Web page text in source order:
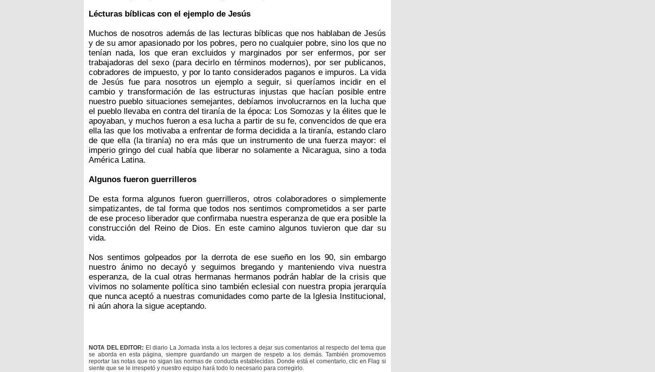
Lécturas bíblicas con el ejemplo de Jesús
Muchos de nosotros además de las lecturas bíblicas que nos hablaban de Jesús
y de su amor apasionado por los pobres, pero no cualquier pobre, sino los que no
tenían nada, los que eran excluidos y marginados por ser enfermos, por ser
trabajadoras del sexo (para decirlo en términos modernos), por ser publicanos,
cobradores de impuesto, y por lo tanto considerados paganos e impuros. La vida
de Jesús fue para nosotros un ejemplo a seguir, si queríamos incidir en el
cambio y transformación de las estructuras injustas que hacían posible entre
nuestro pueblo situaciones semejantes, debíamos involucrarnos en la lucha que
el pueblo llevaba en contra del tiranía de la época: Los Somozas y la élites que le
apoyaban, y muchos fueron a esa lucha a partir de su fe, convencidos de que era
ella las que los motivaba a enfrentar de forma decidida a la tiranía, estando claro
de que ella (la tiranía) no era más que un instrumento de una fuerza mayor: el
imperio gringo del cual había que liberar no solamente a Nicaragua, sino a toda
América Latina.
Algunos fueron guerrilleros
De esta forma algunos fueron guerrilleros, otros colaboradores o simplemente
simpatizantes, de tal forma que todos nos sentimos comprometidos a ser parte
de ese proceso liberador que confirmaba nuestra esperanza de que era posible la
construcción del Reino de Dios. En este camino algunos tuvieron que dar su
vida.
Nos sentimos golpeados por la derrota de ese sueño en los 90, sin embargo
nuestro ánimo no decayó y seguimos bregando y manteniendo viva nuestra
esperanza, de la cual otras hermanas hermanos podrán hablar de la crisis que
vivimos no solamente política sino también eclesial con nuestra propia jerarquía
que nunca aceptó a nuestras comunidades como parte de la Iglesia Institucional,
ni aún ahora la sigue aceptando.
NOTA DEL EDITOR: El diario La Jornada insta a los lectores a dejar sus comentarios al respecto del tema que
se aborda en esta página, siempre guardando un margen de respeto a los demás. También promovemos
reportar las notas que no sigan las normas de conducta establecidas. Donde está el comentario, clic en Flag si
siente que se le irrespetó y nuestro equipo hará todo lo necesario para corregirlo.